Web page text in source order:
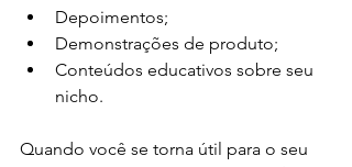
Depoimentos;
Demonstrações de produto;
Conteúdos educativos sobre seu
nicho.
Quando você se torna útil para o seu